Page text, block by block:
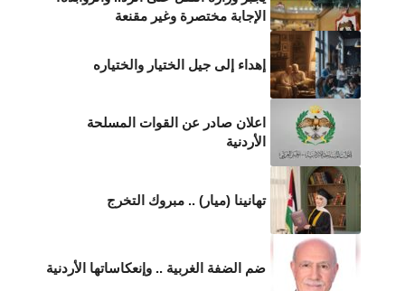
الإجابة مختصرة وغير مقنعة
إهداء إلى جيل الختيار والختياره
اعلان صادر عن القوات المسلحة
الأردنية
تهانينا (ميار) .. مبروك التخرج
ضم الضفة الغربية .. وإنعكاساتها الأردنية